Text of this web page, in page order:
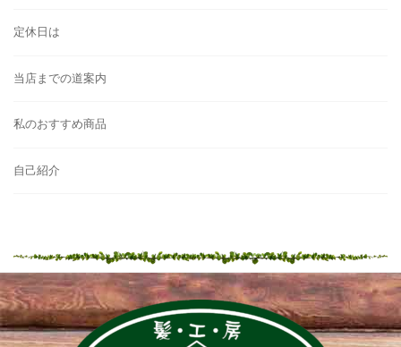
定休日は
当店までの道案内
私のおすすめ商品
自己紹介